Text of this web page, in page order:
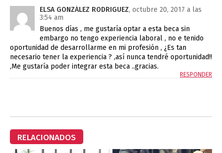
ELSA GONZÁLEZ RODRIGUEZ, octubre 20, 2017 a las
3:54 am
Buenos días , me gustaría optar a esta beca sin
embargo no tengo experiencia laboral , no e tenido
oportunidad de desarrollarme en mi profesión , ¿Es tan
necesario tener la experiencia ? ,así nunca tendré oportunidad!!
,Me gustaría poder integrar esta beca ..gracias.
RESPONDER
RELACIONADOS